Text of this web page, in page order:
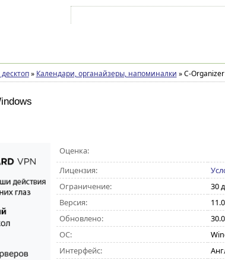
» Календари, органайзеры, напоминалки »C-Organizer
Оценка:
Лицензия:
Ограничение:
30
Версия:
11.0
Обновлено:
ОС:
Интерфейс: